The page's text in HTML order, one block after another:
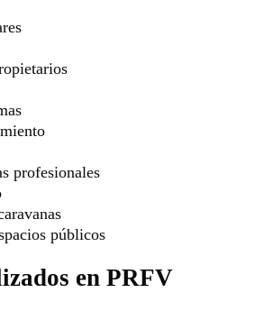
profesionales
públicos
en PRFV